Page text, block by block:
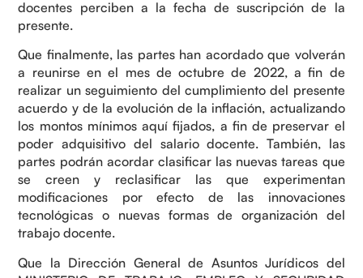
docentes perciben a la fecha de suscripción de la
presente.
Que finalmente, las partes han acordado que volverán
a reunirse en el mes de octubre de 2022, a fin de
realizar un seguimiento del cumplimiento del presente
acuerdo y de la evolución de la inflación, actualizando
los montos mínimos aquí fijados, a fin de preservar el
poder adquisitivo del salario docente. También, las
partes podrán acordar clasificar las nuevas tareas que
se creen y reclasificar las que experimentan
modificaciones por efecto de las innovaciones
tecnológicas o nuevas formas de organización del
trabajo docente.
Que la Dirección General de Asuntos Jurídicos del